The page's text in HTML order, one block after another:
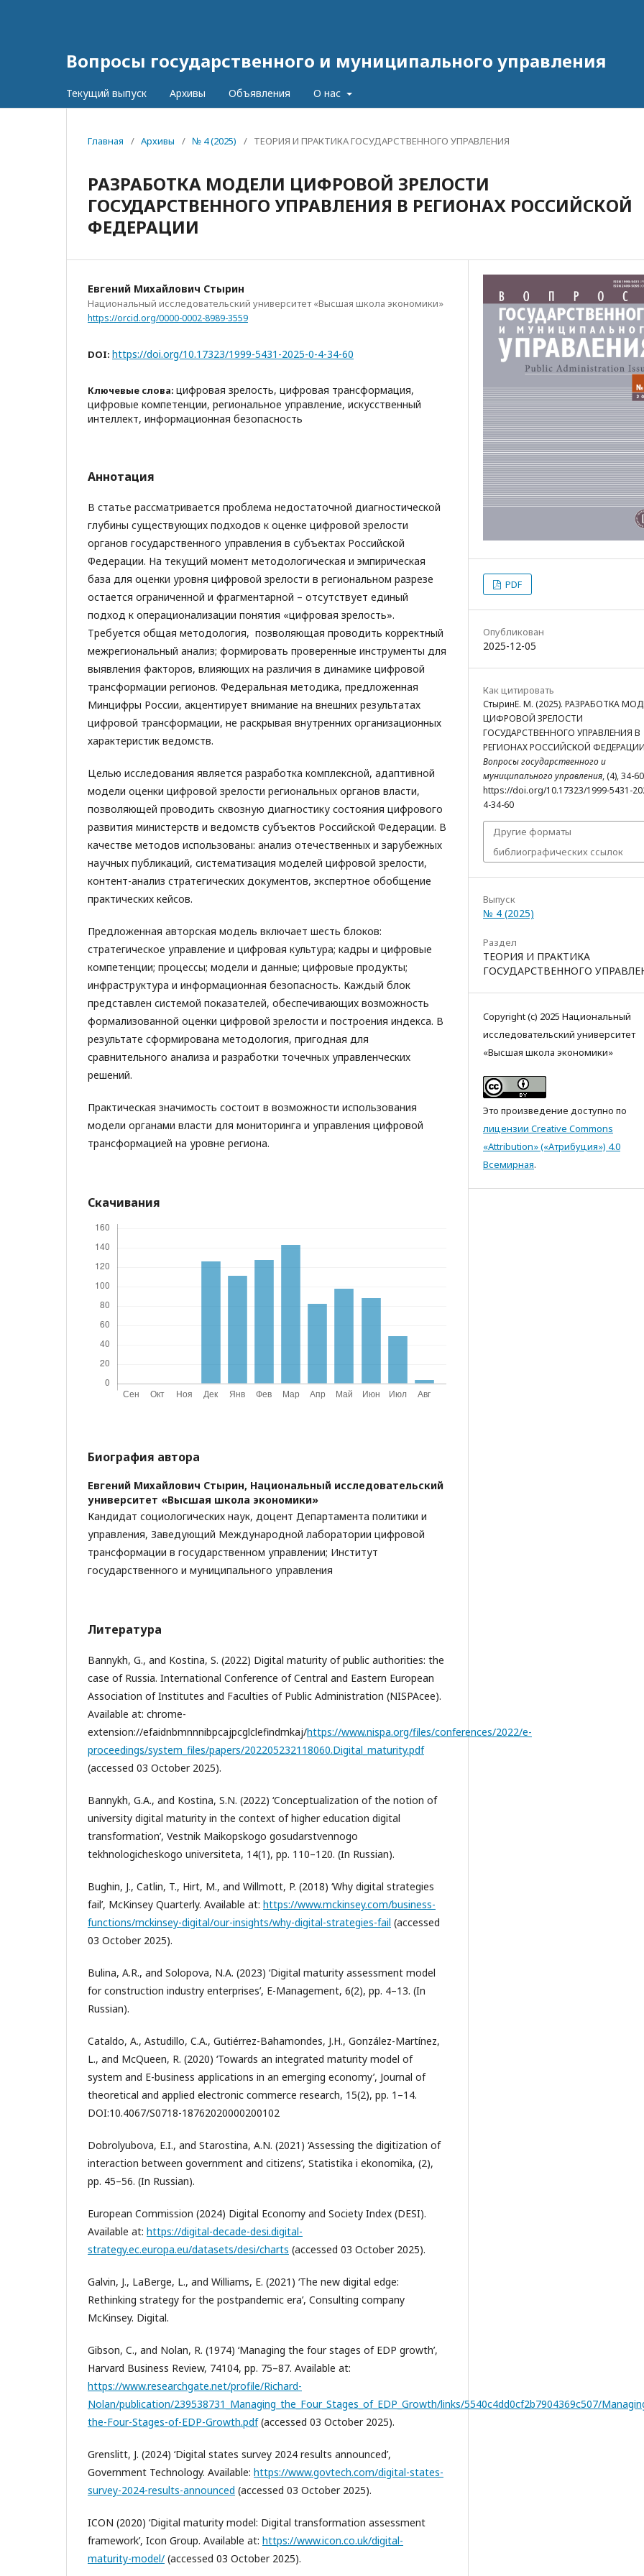
Вопросы государственного и муниципального управления
Текущий выпуск Архивы Объявления О нас
Главная / Архивы / № 4 (2025) / ТЕОРИЯ И ПРАКТИКА ГОСУДАРСТВЕННОГО УПРАВЛЕНИЯ
РАЗРАБОТКА МОДЕЛИ ЦИФРОВОЙ ЗРЕЛОСТИ
ГОСУДАРСТВЕННОГО УПРАВЛЕНИЯ В РЕГИОНАХ РОССИЙСКОЙ
ФЕДЕРАЦИИ
Евгений Михайлович Стырин
Национальный исследовательский университет «Высшая школа экономики»
https://orcid.org/0000-0002-8989-3559
DOI: https://doi.org/10.17323/1999-5431-2025-0-4-34-60
Ключевые слова: цифровая зрелость, цифровая трансформация,
цифровые компетенции, региональное управление, искусственный
интеллект, информационная безопасность
Аннотация
В статье рассматривается проблема недостаточной диагностической
глубины существующих подходов к оценке цифровой зрелости
органов государственного управления в субъектах Российской
Федерации. На текущий момент методологическая и эмпирическая
база для оценки уровня цифровой зрелости в региональном разрезе
остается ограниченной и фрагментарной – отсутствует единый
подход к операционализации понятия «цифровая зрелость».
Требуется общая методология, позволяющая проводить корректный
межрегиональный анализ; формировать проверенные инструменты для
выявления факторов, влияющих на различия в динамике цифровой
трансформации регионов. Федеральная методика, предложенная
Минцифры России, акцентирует внимание на внешних результатах
цифровой трансформации, не раскрывая внутренних организационных
характеристик ведомств.
Целью исследования является разработка комплексной, адаптивной
модели оценки цифровой зрелости региональных органов власти,
позволяющей проводить сквозную диагностику состояния цифрового
развития министерств и ведомств субъектов Российской Федерации. В
качестве методов использованы: анализ отечественных и зарубежных
научных публикаций, систематизация моделей цифровой зрелости,
контент-анализ стратегических документов, экспертное обобщение
практических кейсов.
Предложенная авторская модель включает шесть блоков:
стратегическое управление и цифровая культура; кадры и цифровые
компетенции; процессы; модели и данные; цифровые продукты;
инфраструктура и информационная безопасность. Каждый блок
представлен системой показателей, обеспечивающих возможность
формализованной оценки цифровой зрелости и построения индекса. В
результате сформирована методология, пригодная для
сравнительного анализа и разработки точечных управленческих
решений.
Практическая значимость состоит в возможности использования
модели органами власти для мониторинга и управления цифровой
трансформацией на уровне региона.
Скачивания
Биография автора
Евгений Михайлович Стырин, Национальный исследовательский
университет «Высшая школа экономики»
Кандидат социологических наук, доцент Департамента политики и
управления, Заведующий Международной лаборатории цифровой
трансформации в государственном управлении; Институт
государственного и муниципального управления
Литература
Bannykh, G., and Kostina, S. (2022) Digital maturity of public authorities: the
case of Russia. International Conference of Central and Eastern European
Association of Institutes and Faculties of Public Administration (NISPAcee).
Available at: chrome-
extension://efaidnbmnnnibpcajpcglclefindmkaj/https://www.nispa.org/files/conferences/2022/e-
proceedings/system_files/papers/202205232118060.Digital_maturity.pdf
(accessed 03 October 2025).
Bannykh, G.A., and Kostina, S.N. (2022) ‘Conceptualization of the notion of
university digital maturity in the context of higher education digital
transformation’, Vestnik Maikopskogo gosudarstvennogo
tekhnologicheskogo universiteta, 14(1), pp. 110–120. (In Russian).
Bughin, J., Catlin, T., Hirt, M., and Willmott, P. (2018) ‘Why digital strategies
fail’, McKinsey Quarterly. Available at: https://www.mckinsey.com/business-
functions/mckinsey-digital/our-insights/why-digital-strategies-fail (accessed
03 October 2025).
Bulina, A.R., and Solopova, N.A. (2023) ‘Digital maturity assessment model
for construction industry enterprises’, E-Management, 6(2), pp. 4–13. (In
Russian).
Cataldo, A., Astudillo, C.A., Gutiérrez-Bahamondes, J.H., González-Martínez,
L., and McQueen, R. (2020) ‘Towards an integrated maturity model of
system and E-business applications in an emerging economy’, Journal of
theoretical and applied electronic commerce research, 15(2), pp. 1–14.
DOI:10.4067/S0718-18762020000200102
Dobrolyubova, E.I., and Starostina, A.N. (2021) ‘Assessing the digitization of
interaction between government and citizens’, Statistika i ekonomika, (2),
pp. 45–56. (In Russian).
European Commission (2024) Digital Economy and Society Index (DESI).
Available at: https://digital-decade-desi.digital-
strategy.ec.europa.eu/datasets/desi/charts (accessed 03 October 2025).
Galvin, J., LaBerge, L., and Williams, E. (2021) ‘The new digital edge:
Rethinking strategy for the postpandemic era’, Consulting company
McKinsey. Digital.
Gibson, C., and Nolan, R. (1974) ‘Managing the four stages of EDP growth’,
Harvard Business Review, 74104, рр. 75–87. Available at:
https://www.researchgate.net/profile/Richard-
Nolan/publication/239538731_Managing_the_Four_Stages_of_EDP_Growth/links/5540c4dd0cf2b7904369c507/
the-Four-Stages-of-EDP-Growth.pdf(accessed 03 October 2025).
Grenslitt, J. (2024) ‘Digital states survey 2024 results announced’,
Government Technology. Available: https://www.govtech.com/digital-states-
survey-2024-results-announced (accessed 03 October 2025).
ICON (2020) ‘Digital maturity model: Digital transformation assessment
framework’, Icon Group. Available at: https://www.icon.co.uk/digital-
maturity-model/ (accessed 03 October 2025).
PDF
Опубликован
2025-12-05
Как цитировать
СтыринЕ. М. (2025). РАЗРАБОТКА
ЦИФРОВОЙ ЗРЕЛОСТИ
ГОСУДАРСТВЕННОГО УПРАВЛЕНИЯ В
РЕГИОНАХ РОССИЙСКОЙ
Вопросы государственного и
муниципального управления, (4), 34-
https://doi.org/10.17323/1999-5431-
4-34-60
Другие форматы
библиографических ссылок
Выпуск
№ 4 (2025)
Раздел
ТЕОРИЯ И ПРАКТИКА
ГОСУДАРСТВЕННОГО
Copyright (c) 2025 Национальный
исследовательский университет
«Высшая школа экономики»
Это произведение доступно по
лицензии Creative Commons
«Attribution» («Атрибуция») 4.0
Всемирная.